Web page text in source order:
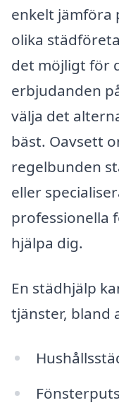
enkelt jämföra
olika
det möjligt för
erbjudanden
välja det
bäst. Oavsett
regelbunden
eller
professionella
hjälpa dig.
En städhjälp
tjänster, bland